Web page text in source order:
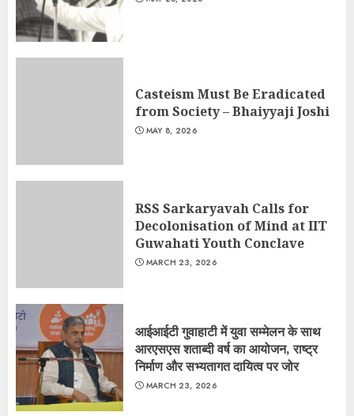
Casteism Must Be Eradicated
from Society – Bhaiyyaji Joshi
MAY 8, 2026
RSS Sarkaryavah Calls for
Decolonisation of Mind at IIT
Guwahati Youth Conclave
MARCH 23, 2026
आईआईटी गुवाहाटी में युवा सम्मेलन के साथ
आरएसएस शताब्दी वर्ष का आयोजन, राष्ट्र
निर्माण और सभ्यतागत दायित्व पर जोर
MARCH 23, 2026